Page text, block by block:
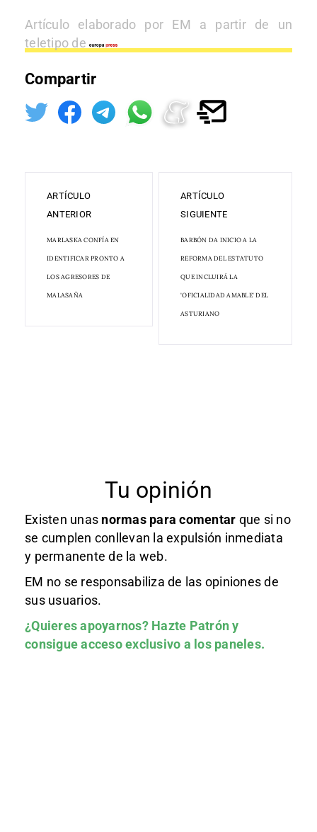
Artículo elaborado por EM a partir de un
teletipo de
Compartir
ARTÍCULO
ANTERIOR
MARLASKA CONFÍA EN
IDENTIFICAR PRONTO A
LOS AGRESORES DE
MALASAÑA
ARTÍCULO
SIGUIENTE
BARBÓN DA INICIO A LA
REFORMA DEL ESTATUTO
QUE INCLUIRÁ LA
'OFICIALIDAD AMABLE' DEL
ASTURIANO
Tu opinión
Existen unas normas para comentar que si no
se cumplen conllevan la expulsión inmediata
y permanente de la web.
EM no se responsabiliza de las opiniones de
sus usuarios.
¿Quieres apoyarnos? Hazte Patróny
consigue acceso exclusivo a los paneles.